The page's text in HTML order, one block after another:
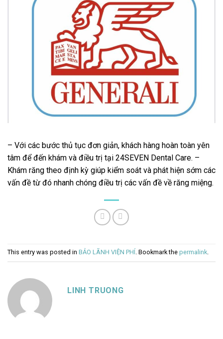
– Với các bước thủ tục đơn giản, khách hàng hoàn toàn yên
tâm để đến khám và điều trị tại 24SEVEN Dental Care. –
Khám răng theo định kỳ giúp kiểm soát và phát hiện sớm các
vấn đề từ đó nhanh chóng điều trị các vấn đề về răng miệng.
This entry was posted in BẢO LÃNH VIỆN PHÍ. Bookmark the permalink.
LINH TRUONG